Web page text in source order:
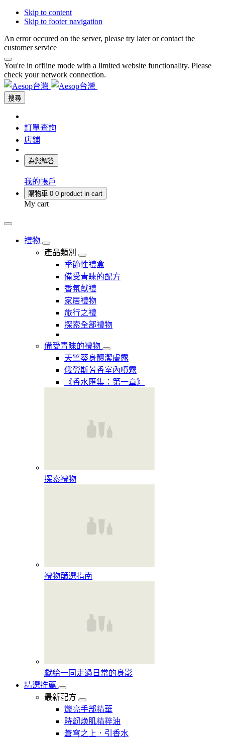
Skip to content
Skip to footer navigation
An error occured on the server, please try later or contact the
customer service
You're in offline mode with a limited website functionality. Please
check your network connection.
搜尋
訂單查詢
店鋪
為您解答
我的帳戶
購物車 0 0 product in cart
My cart
禮物
產品類別
季節性禮盒
備受青睞的配方
香氛獻禮
家居禮物
旅行之禮
探索全部禮物
備受青睞的禮物
天竺葵身體潔膚露
俄勞斯芳香室內噴霧
《香水匯集：第一章》​
探索禮物
禮物篩選指南
獻給一同走過日常的身影
精選推薦
最新配方
爍亮手部精華
時韌煥肌精粹油
蒼穹之上．引香水